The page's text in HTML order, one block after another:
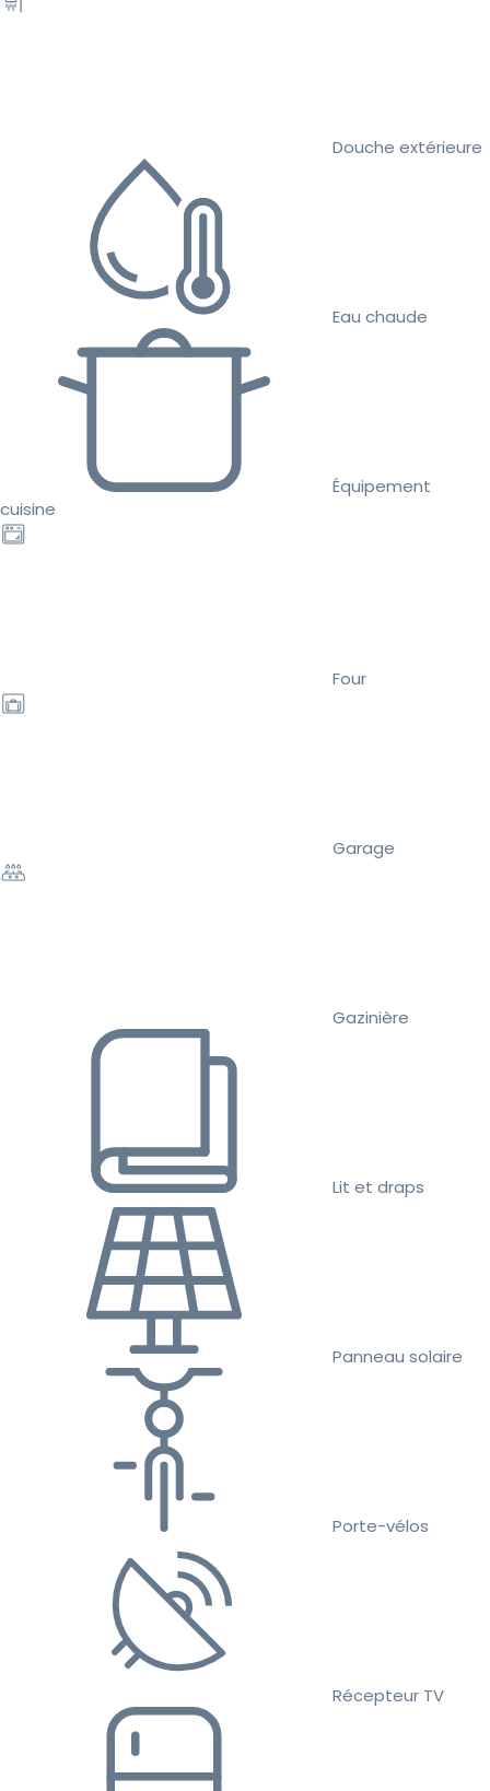
Douche extérieure
Eau chaude
Équipement
cuisine
Four
Garage
Gazinière
Lit et draps
Panneau solaire
Porte-vélos
Récepteur TV